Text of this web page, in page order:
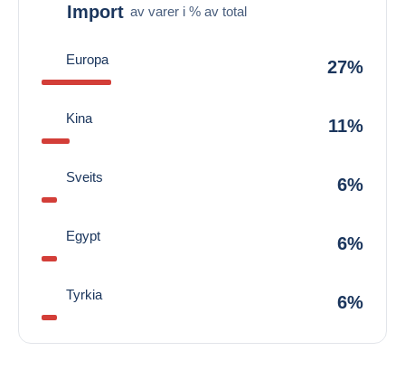
Import av varer i % av total
Europa 27%
Kina 11%
Sveits 6%
Egypt 6%
Tyrkia 6%